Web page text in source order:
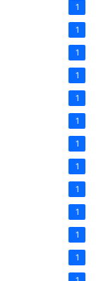
1
1
1
1
1
1
1
1
1
1
1
1